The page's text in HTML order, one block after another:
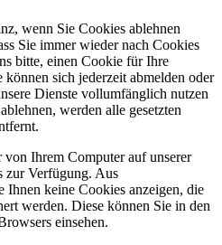
wenn Sie Cookies ablehnen
Sie immer wieder nach Cookies
bitte, einen Cookie für Ihre
sich jederzeit abmelden oder
Dienste vollumfänglich nutzen
werden alle gesetzten
Ihrem Computer auf unserer
zur Verfügung. Aus
Ihnen keine Cookies anzeigen, die
werden. Diese können Sie in den
einsehen.